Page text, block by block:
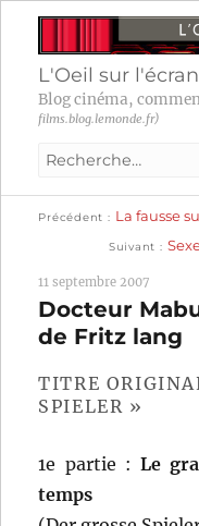
L'Oeil sur l'écran
Blog cinéma,
films.blog.lemonde.fr)
Recherche
:
Navigation
l’article
Précédent La fausse
Suivant
11 septembre 2007
Docteur
de Fritz lang
TITRE
SPIELER »
1e partie :Le
temps